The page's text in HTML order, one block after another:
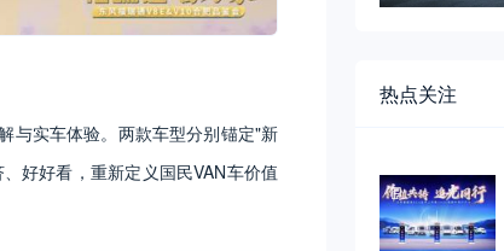
与实车体验。两款车型分别锚定"新
好好看，重新定义国民VAN车价值
热点关注